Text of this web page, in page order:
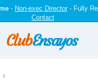
- Non-exec Director- Fully
Contact